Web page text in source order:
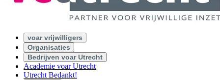
voar vrijwilligers
Organisaties
Bedrijven voar Utrecht
Academie voar Utrecht
Utrecht Bedankt!